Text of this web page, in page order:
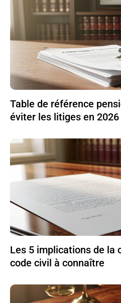
Table de référence
éviter les litiges en 2026
Les 5 implications de la
code civil à connaître